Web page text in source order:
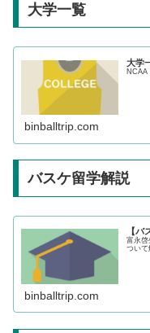
大学一覧
大学
NCAA
binballtrip.com
バスケ留学解説
【バ
富永啓
ついて
binballtrip.com